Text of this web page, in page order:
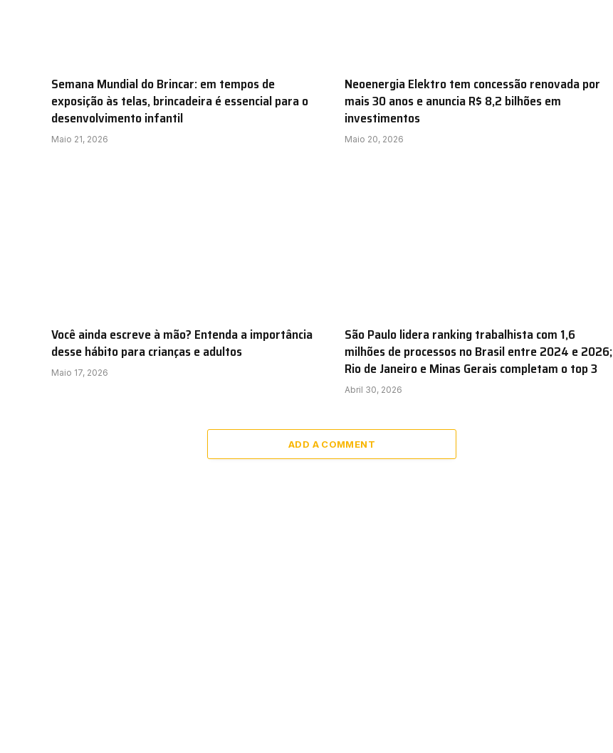
Semana Mundial do Brincar: em tempos de
exposição às telas, brincadeira é essencial para o
desenvolvimento infantil
Maio 21, 2026
Neoenergia Elektro tem concessão renovada por
mais 30 anos e anuncia R$ 8,2 bilhões em
investimentos
Maio 20, 2026
Você ainda escreve à mão? Entenda a importância
desse hábito para crianças e adultos
Maio 17, 2026
São Paulo lidera ranking trabalhista com 1,6
milhões de processos no Brasil entre 2024 e 2026;
Rio de Janeiro e Minas Gerais completam o top 3
Abril 30, 2026
ADD A COMMENT